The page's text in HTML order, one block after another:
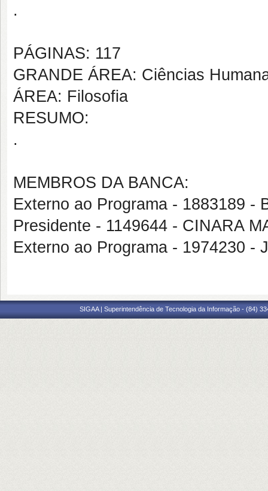
.
PÁGINAS: 117
GRANDE ÁREA: Ciências
ÁREA: Filosofia
RESUMO:
.
MEMBROS DA BANCA:
Externo ao Programa - 1883189 -
Presidente - 1149644 - CINARA
Externo ao Programa - 1974230 -
SIGAA | Superintendência de Tecnologia da Informação - (84)